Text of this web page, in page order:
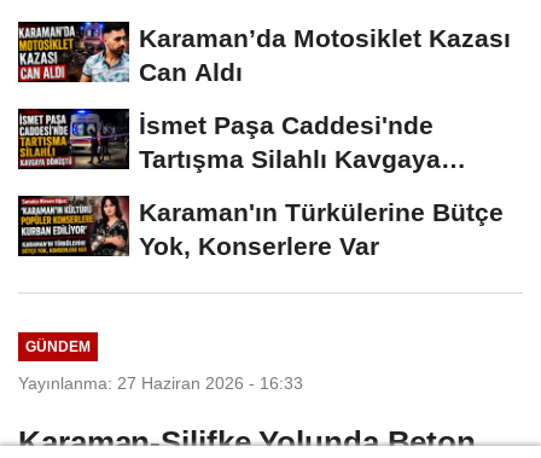
Karaman’da Motosiklet Kazası
Can Aldı
İsmet Paşa Caddesi'nde
Tartışma Silahlı Kavgaya
Karaman'ın Türkülerine Bütçe
Yok, Konserlere Var
GÜNDEM
Yayınlanma: 27 Haziran 2026 - 16:33
Karaman-Silifke Yolunda Beton